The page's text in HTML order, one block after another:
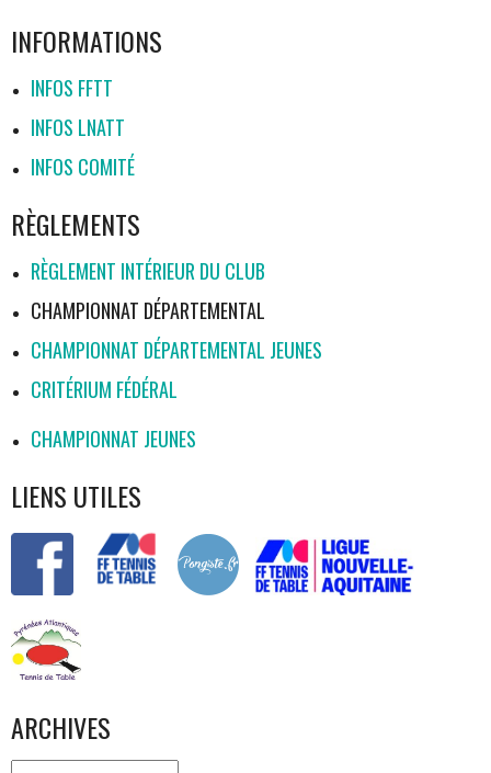
INFORMATIONS
INFOS FFTT
INFOS LNATT
INFOS COMITÉ
RÈGLEMENTS
RÈGLEMENT INTÉRIEUR DU CLUB
CHAMPIONNAT DÉPARTEMENTAL
CHAMPIONNAT DÉPARTEMENTAL JEUNES
CRITÉRIUM FÉDÉRAL
CHAMPIONNAT JEUNES
LIENS UTILES
ARCHIVES